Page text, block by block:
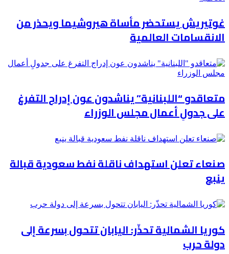
غوتيريش يستحضر مأساة هيروشيما ويحذر من
الانقسامات العالمية
متعاقدو “اللبنانية” يناشدون عون إدراج التفرغ
على جدولِ أعمال مجلس الوزراء
صنعاء تعلن استهداف ناقلة نفط سعودية قبالة
ينبع
كوريا الشمالية تحذّر: اليابان تتحول بسرعة إلى
دولة حرب